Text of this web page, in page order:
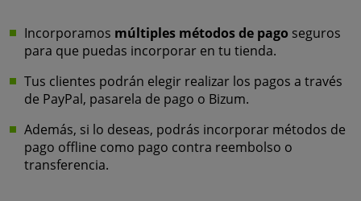
Incorporamos múltiples métodos de pago seguros
para que puedas incorporar en tu tienda.
Tus clientes podrán elegir realizar los pagos a través
de PayPal, pasarela de pago o Bizum.
Además, si lo deseas, podrás incorporar métodos de
pago offline como pago contra reembolso o
transferencia.